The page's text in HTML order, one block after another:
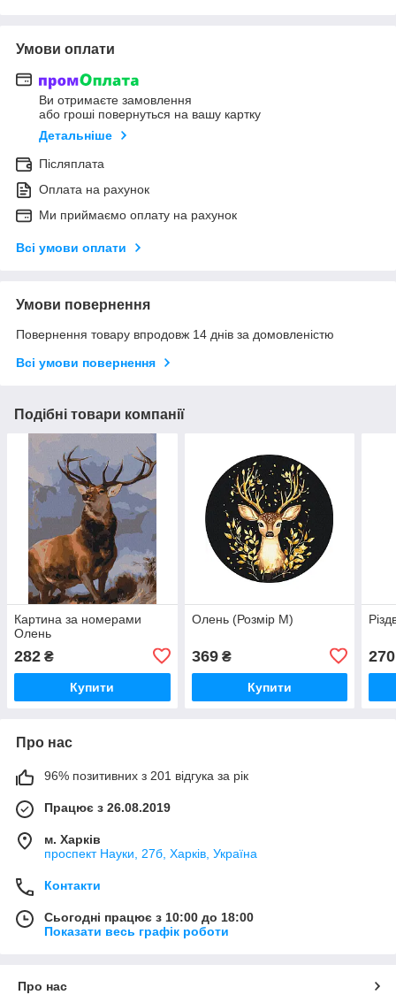
Умови оплати
Ви отримаєте замовлення
або гроші повернуться на вашу картку
Детальніше
Післяплата
Оплата на рахунок
Ми приймаємо оплату на рахунок
Всі умови оплати
Умови повернення
Повернення товару впродовж 14 днів за домовленістю
Всі умови повернення
Подібні товари компанії
Картина за номерами
Олень
282 ₴
Купити
Олень (Розмір M)
369₴
Купити
270
Про нас
96% позитивних з 201 відгука за рік
Працює з 26.08.2019
м. Харків
проспект Науки, 27б, Харків, Україна
Контакти
Сьогодні працює з 10:00 до 18:00
Показати весь графік роботи
Про нас